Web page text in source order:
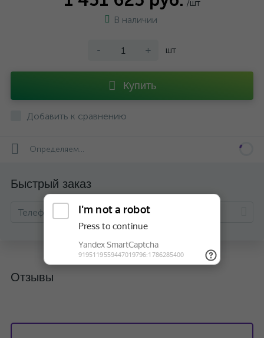
/шт
В наличии
- + шт
Купить
Добавить к сравнению
Определяем...
Быстрый заказ
Отзывы